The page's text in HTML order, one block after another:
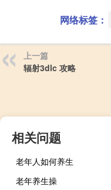
网络标签：
上一篇
辐射3dlc 攻略
相关问题
老年人如何养生
老年养生操